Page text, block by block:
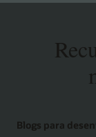
Blogs para